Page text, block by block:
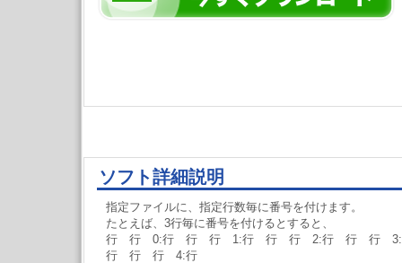
ソフト詳細説明
指定ファイルに、指定行数毎に番号を付けます。
たとえば、3行毎に番号を付けるとすると、
行 行 0:行 行 行 1:行 行 行 2:行 行 行 3:
行 行 行 4:行